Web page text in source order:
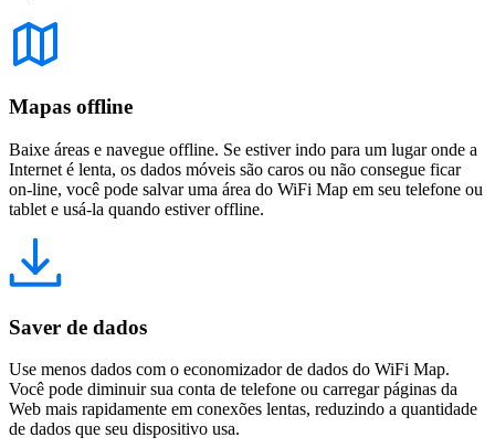
Mapas offline
Baixe áreas e navegue offline. Se estiver indo para um lugar onde a
Internet é lenta, os dados móveis são caros ou não consegue ficar
on-line, você pode salvar uma área do WiFi Map em seu telefone ou
tablet e usá-la quando estiver offline.
Saver de dados
Use menos dados com o economizador de dados do WiFi Map.
Você pode diminuir sua conta de telefone ou carregar páginas da
Web mais rapidamente em conexões lentas, reduzindo a quantidade
de dados que seu dispositivo usa.